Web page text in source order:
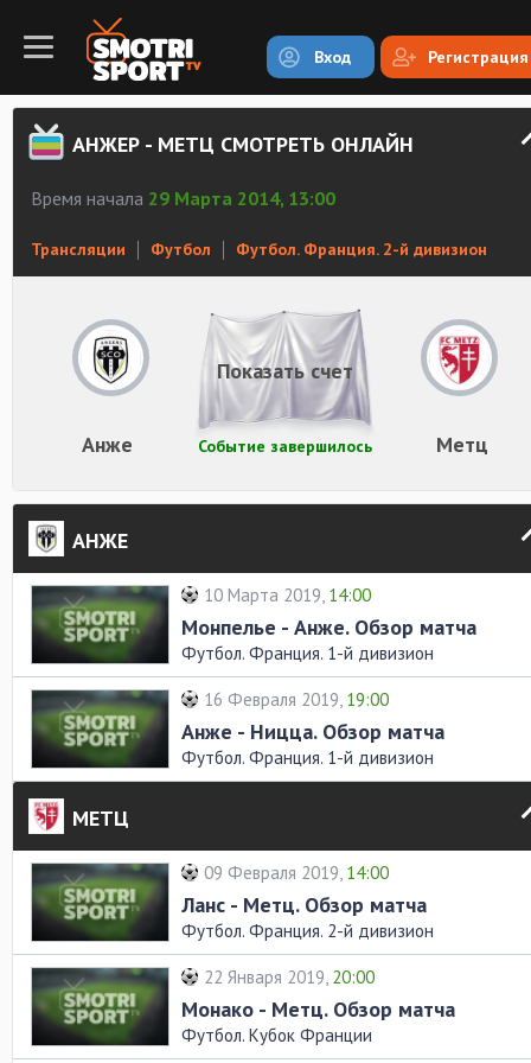
Вход Регистрация
АНЖЕР - МЕТЦ СМОТРЕТЬ ОНЛАЙН
Время начала 29 Марта 2014, 13:00
Трансляции Футбол Футбол. Франция. 2-й дивизион
Анже Метц
Событие завершилось
Показать счет
АНЖЕ
10 Марта 2019, 14:00
Монпелье - Анже. Обзор матча
Футбол. Франция. 1-й дивизион
16 Февраля 2019, 19:00
Анже - Ницца. Обзор матча
Футбол. Франция. 1-й дивизион
МЕТЦ
09 Февраля 2019, 14:00
Ланс - Метц. Обзор матча
Футбол. Франция. 2-й дивизион
22 Января 2019, 20:00
Монако - Метц. Обзор матча
Футбол. Кубок Франции